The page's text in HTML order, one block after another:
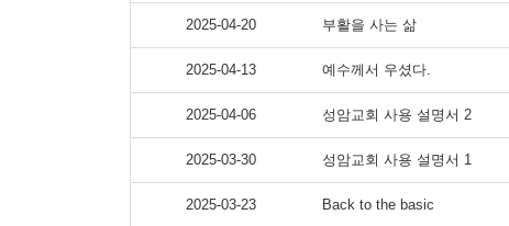
2025-04-20 부활을 사는 삶
2025-04-13 예수께서 우셨다.
2025-04-06 성암교회 사용 설명서 2
2025-03-30 성암교회 사용 설명서 1
2025-03-23 Back to the basic